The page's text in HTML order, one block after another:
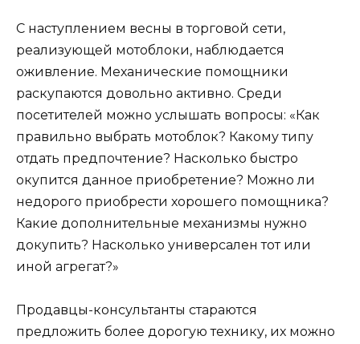
С наступлением весны в торговой сети,
реализующей мотоблоки, наблюдается
оживление. Механические помощники
раскупаются довольно активно. Среди
посетителей можно услышать вопросы: «Как
правильно выбрать мотоблок? Какому типу
отдать предпочтение? Насколько быстро
окупится данное приобретение? Можно ли
недорого приобрести хорошего помощника?
Какие дополнительные механизмы нужно
докупить? Насколько универсален тот или
иной агрегат?»
Продавцы-консультанты стараются
предложить более дорогую технику, их можно